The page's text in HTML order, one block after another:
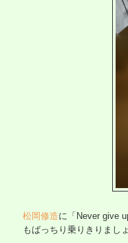
松岡修造に「Never give
もばっちり乗りきりまし